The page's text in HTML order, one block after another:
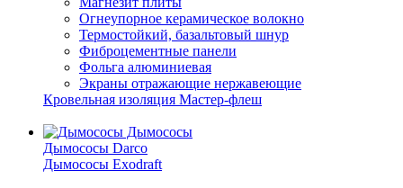
Огнеупорное керамическое волокно
Термостойкий, базальтовый шнур
Фиброцементные панели
Фольга алюминиевая
Экраны отражающие нержавеющие
Кровельная изоляция Мастер-флеш
Дымососы
Дымососы Darco
Дымососы Exodraft